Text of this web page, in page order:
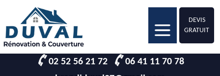
DEVIS
GRATUIT
02 52 56 21 72
06 41 11 70 78